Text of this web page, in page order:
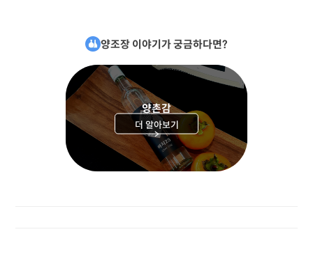
양조장 이야기가 궁금하다면?
양촌감
더 알아보기
>